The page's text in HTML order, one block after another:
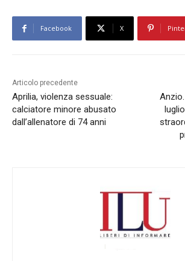
Facebook X
Articolo precedente
Aprilia, violenza sessuale:
calciatore minore abusato
dall’allenatore di 74 anni